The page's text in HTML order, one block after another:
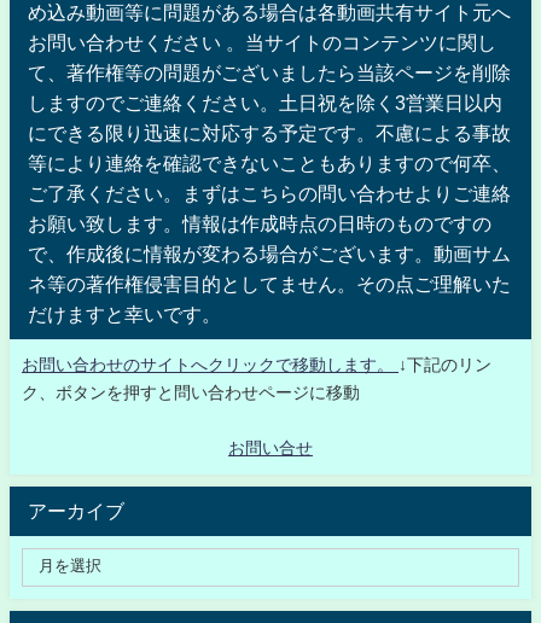
め込み動画等に問題がある場合は各動画共有サイト元へ
お問い合わせください 。当サイトのコンテンツに関し
て、著作権等の問題がございましたら当該ページを削除
しますのでご連絡ください。土日祝を除く3営業日以内
にできる限り迅速に対応する予定です。不慮による事故
等により連絡を確認できないこともありますので何卒、
ご了承ください。まずはこちらの問い合わせよりご連絡
お願い致します。情報は作成時点の日時のものですの
で、作成後に情報が変わる場合がございます。動画サム
ネ等の著作権侵害目的としてません。その点ご理解いた
だけますと幸いです。
お問い合わせのサイトへクリックで移動します。
↓下記のリン
ク、ボタンを押すと問い合わせページに移動
お問い合せ
アーカイブ